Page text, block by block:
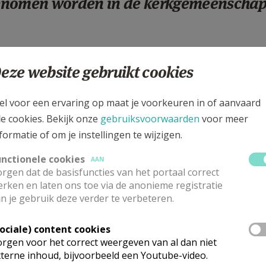
doop in Pius X :
Vermeulen
groepsdoop:
gaan alleen door in Hombeek en in St-Jan
website gebruikt cookies
voor een ervaring op maat je voorkeuren in of aanvaard
cookies. Bekijk onze gebruiksvoorwaarden voor meer
of om je instellingen te wijzigen.
cookies
AAN
dat de basisfuncties van het portaal correct
en laten ons toe via de anonieme registratie
je gebruik deze verder te verbeteren.
content cookies
voor het correct weergeven van al dan niet
inhoud, bijvoorbeeld een Youtube-video.